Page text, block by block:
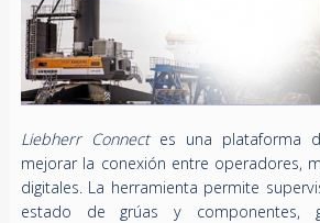
Liebherr Connectes una plataforma
mejorar la conexión entre operadores,
digitales. La herramienta permite
estado de grúas y componentes,